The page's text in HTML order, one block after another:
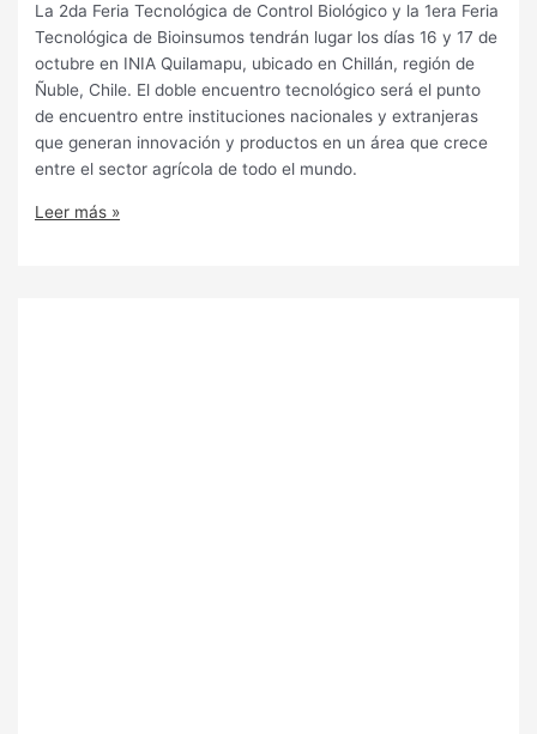
La 2da Feria Tecnológica de Control Biológico y la 1era Feria
Tecnológica de Bioinsumos tendrán lugar los días 16 y 17 de
octubre en INIA Quilamapu, ubicado en Chillán, región de
Ñuble, Chile. El doble encuentro tecnológico será el punto
de encuentro entre instituciones nacionales y extranjeras
que generan innovación y productos en un área que crece
entre el sector agrícola de todo el mundo.
Leer más »